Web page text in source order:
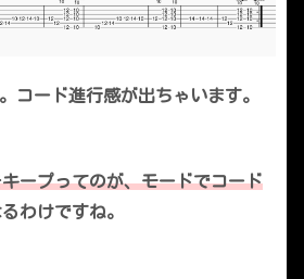
コード進行感が出ちゃいます。
ープってのが、モードでコード
わけですね。